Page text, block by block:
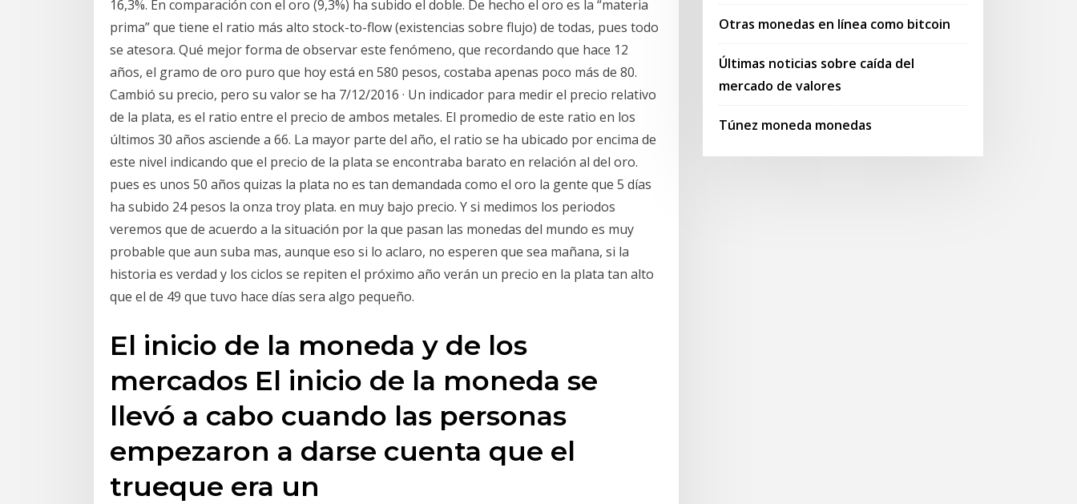
16,3%. En comparación con el oro (9,3%) ha subido el doble. De hecho el oro es la “materia
prima” que tiene el ratio más alto stock-to-flow (existencias sobre flujo) de todas, pues todo
se atesora. Qué mejor forma de observar este fenómeno, que recordando que hace 12
años, el gramo de oro puro que hoy está en 580 pesos, costaba apenas poco más de 80.
Cambió su precio, pero su valor se ha 7/12/2016 · Un indicador para medir el precio relativo
de la plata, es el ratio entre el precio de ambos metales. El promedio de este ratio en los
últimos 30 años asciende a 66. La mayor parte del año, el ratio se ha ubicado por encima de
este nivel indicando que el precio de la plata se encontraba barato en relación al del oro.
pues es unos 50 años quizas la plata no es tan demandada como el oro la gente que 5 días
ha subido 24 pesos la onza troy plata. en muy bajo precio. Y si medimos los periodos
veremos que de acuerdo a la situación por la que pasan las monedas del mundo es muy
probable que aun suba mas, aunque eso si lo aclaro, no esperen que sea mañana, si la
historia es verdad y los ciclos se repiten el próximo año verán un precio en la plata tan alto
que el de 49 que tuvo hace días sera algo pequeño.
El inicio de la moneda y de los
mercados El inicio de la moneda se
llevó a cabo cuando las personas
empezaron a darse cuenta que el
trueque era un
Otras monedas en línea como bitcoin
Últimas noticias sobre caída del
mercado de valores
Túnez moneda monedas